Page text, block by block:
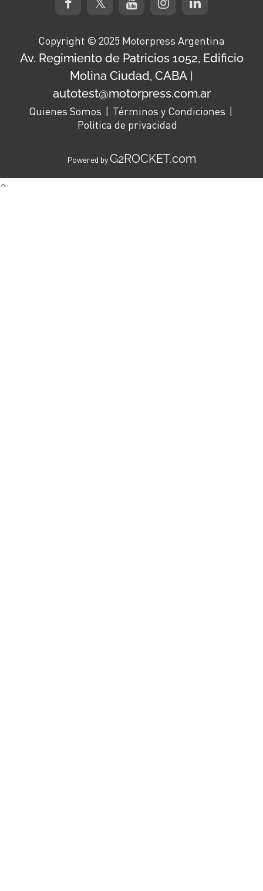
Copyright © 2025 Motorpress Argentina
Av. Regimiento de Patricios 1052, Edificio
Molina Ciudad, CABA |
autotest@motorpress.com.ar
Quienes Somos
Términos y Condiciones
Politica de privacidad
Powered byG2ROCKET.com